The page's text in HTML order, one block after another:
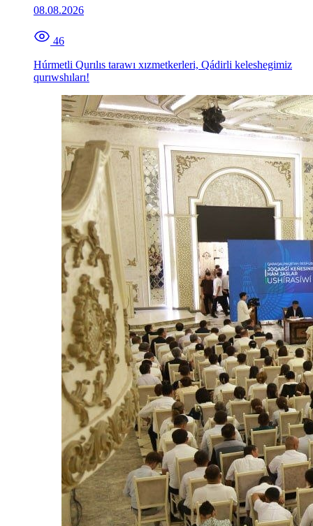
08.08.2026
46
Húrmetli Qurılıs tarawı xızmetkerleri, Qádirli keleshegimiz
qurıwshıları!